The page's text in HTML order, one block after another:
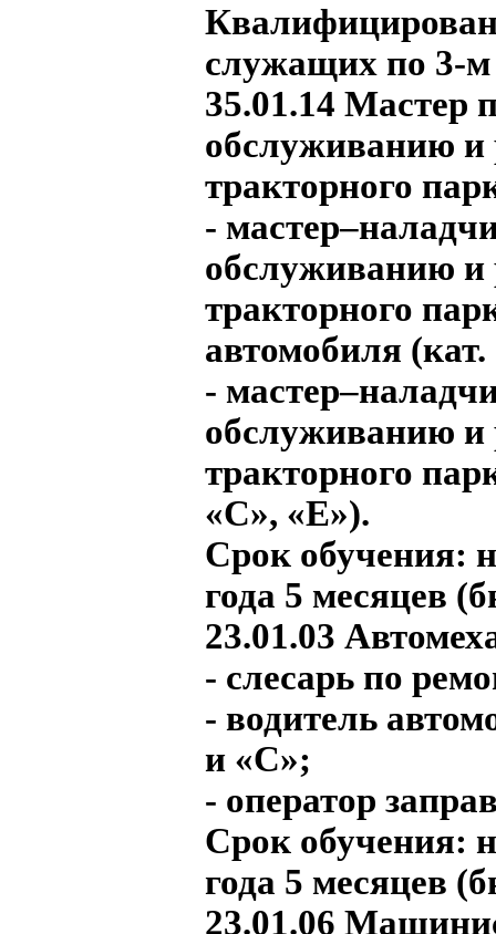
служащих по 3-
35.01.14 Мастер
обслуживанию
тракторного
-
обслуживанию
тракторного
автомобиля
-
обслуживанию
тракторного
«С», «Е»).
Срок обучения:
года 5 месяцев
23.01.03
- слесарь по
- водитель
и «С»;
- оператор
Срок обучения:
года 5 месяцев
23.01.06